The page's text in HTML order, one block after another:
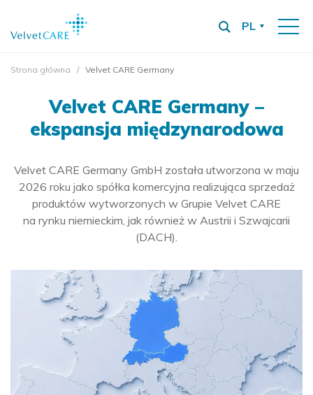
PL
Strona główna Velvet CARE Germany
Velvet CARE Germany –
ekspansja międzynarodowa
Velvet CARE Germany GmbH została utworzona w maju
2026 roku jako spółka komercyjna realizująca sprzedaż
produktów wytworzonych w Grupie Velvet CARE
na rynku niemieckim, jak również w Austrii i Szwajcarii
(DACH).